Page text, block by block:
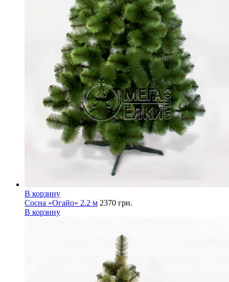
В корзину
Сосна «Огайо» 2.2 м 2370 грн.
В корзину